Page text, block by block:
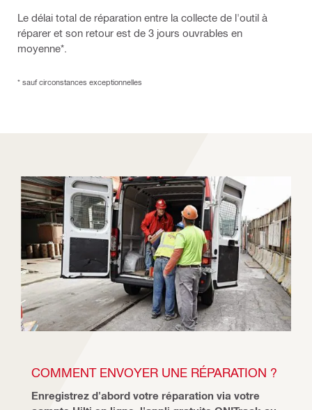
Le délai total de réparation entre la collecte de l'outil à
réparer et son retour est de 3 jours ouvrables en
moyenne*.
* sauf circonstances exceptionnelles
COMMENT ENVOYER UNE RÉPARATION ?
Enregistrez d'abord votre réparation via votre